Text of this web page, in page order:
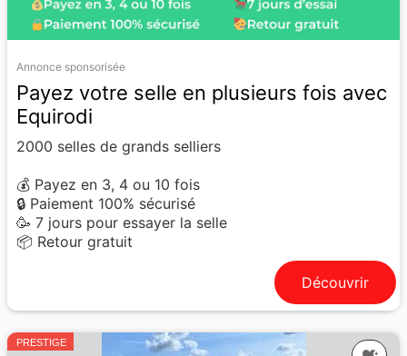
Annonce sponsorisée
Payez votre selle en plusieurs fois avec
Equirodi
2000 selles de grands selliers
💰 Payez en 3, 4 ou 10 fois
🔒 Paiement 100% sécurisé
🥳 7 jours pour essayer la selle
📦 Retour gratuit
Découvrir
PRESTIGE